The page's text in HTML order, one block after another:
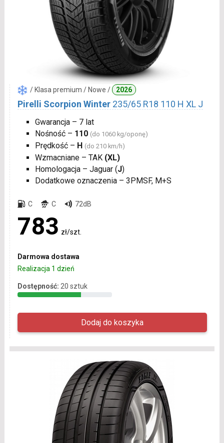
/ Klasa premium / Nowe / 2026
Pirelli Scorpion Winter 235/65 R18 110 H XL J
Gwarancja – 7 lat
Nośność – 110 (do 1060 kg/oponę)
Prędkość – H (do 210 km/h)
Wzmacniane – TAK (XL)
Homologacja – Jaguar (J)
Dodatkowe oznaczenia – 3PMSF, M+S
C C 72dB
783 zł/szt.
Darmowa dostawa
Realizacja 1 dzień
Dostępność: 20 sztuk